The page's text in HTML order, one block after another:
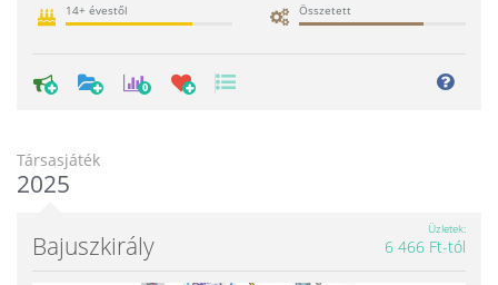
14+ évestől Összetett
0
Társasjáték
2025
Bajuszkirály
Üzletek
6 466 Ft-tól